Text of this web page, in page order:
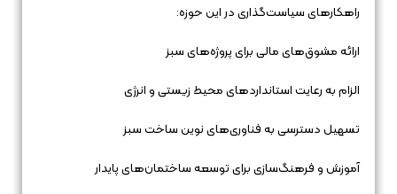
راهکارهای سیاست‌گذاری در این حوزه:
ارائه مشوق‌های مالی برای پروژه‌های سبز
الزام به رعایت استانداردهای محیط زیستی و انرژی
تسهیل دسترسی به فناوری‌های نوین ساخت سبز
آموزش و فرهنگ‌سازی برای توسعه ساختمان‌های پایدار